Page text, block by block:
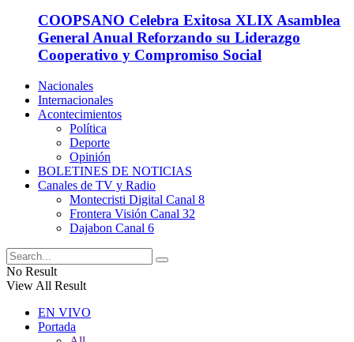
COOPSANO Celebra Exitosa XLIX Asamblea
General Anual Reforzando su Liderazgo
Cooperativo y Compromiso Social
Nacionales
Internacionales
Acontecimientos
Política
Deporte
Opinión
BOLETINES DE NOTICIAS
Canales de TV y Radio
Montecristi Digital Canal 8
Frontera Visión Canal 32
Dajabon Canal 6
No Result
View All Result
EN VIVO
Portada